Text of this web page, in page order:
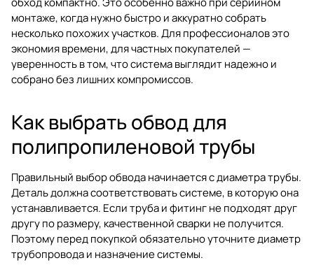
монтаже, когда нужно быстро и аккуратно собрать
несколько похожих участков. Для профессионалов это
экономия времени, для частных покупателей —
уверенность в том, что система выглядит надежно и
собрано без лишних компромиссов.
Как выбрать обвод для
полипропиленовой трубы
Правильный выбор обвода начинается с диаметра трубы.
Деталь должна соответствовать системе, в которую она
устанавливается. Если труба и фитинг не подходят друг
другу по размеру, качественной сварки не получится.
Поэтому перед покупкой обязательно уточните диаметр
трубопровода и назначение системы.